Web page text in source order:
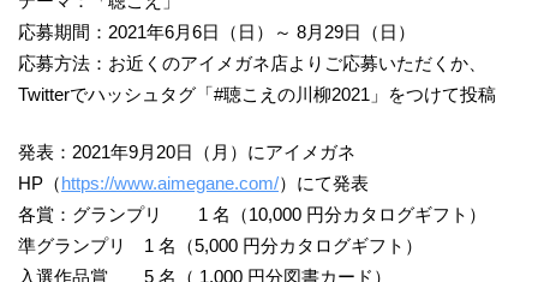
応募期間：2021年6月6日（日）～ 8月29日（日）
応募方法：お近くのアイメガネ店よりご応募いただくか、
Twitterでハッシュタグ「#聴こえの川柳2021」をつけて投稿
発表：2021年9月20日（月）にアイメガネ
HP（https://www.aimegane.com/）にて発表
各賞：グランプリ 1 名（10,000 円分カタログギフト）
準グランプリ 1 名（5,000 円分カタログギフト）
入選作品賞 5 名（ 1,000 円分図書カード）